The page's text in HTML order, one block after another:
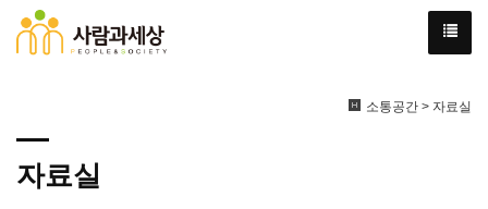
소통공간 > 자료실
자료실